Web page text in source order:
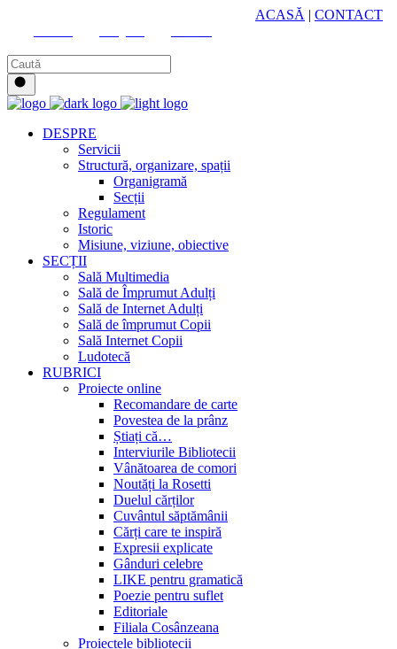
ACASĂ | CONTACT
DESPRE
Servicii
Structură, organizare, spații
Organigramă
Secții
Regulament
Istoric
Misiune, viziune, obiective
SECȚII
Sală Multimedia
Sală de Împrumut Adulți
Sală de Internet Adulți
Sală de împrumut Copii
Sală Internet Copii
Ludotecă
RUBRICI
Proiecte online
Recomandare de carte
Povestea de la prânz
Știați că…
Interviurile Bibliotecii
Vânătoarea de comori
Noutăți la Rosetti
Duelul cărților
Cuvântul săptămânii
Cărți care te inspiră
Expresii explicate
Gânduri celebre
LIKE pentru gramatică
Poezie pentru suflet
Editoriale
Filiala Cosânzeana
Proiectele bibliotecii